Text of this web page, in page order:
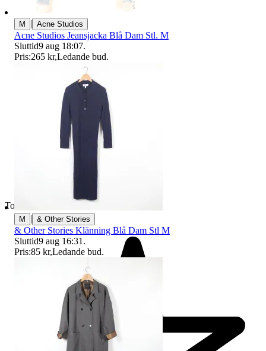
Toppsäljare
M | Acne Studios
Acne Studios Jeansjacka Blå Dam Stl. M
Sluttid9 aug 18:07.
Pris:265 kr,Ledande bud.
M | & Other Stories
& Other Stories Klänning Blå Dam Stl M
Sluttid9 aug 16:31 .
Pris:85 kr,Ledande bud.